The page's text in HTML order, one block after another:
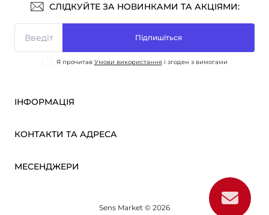
СЛІДКУЙТЕ ЗА НОВИНКАМИ ТА АКЦІЯМИ:
Підпишіться
Я прочитав Умови використання і згоден з вимогами
ІНФОРМАЦІЯ
ОПТ
Про нас
Повернення товару
КОНТАКТИ ТА АДРЕСА
МЕСЕНДЖЕРИ
Sens Market © 2026